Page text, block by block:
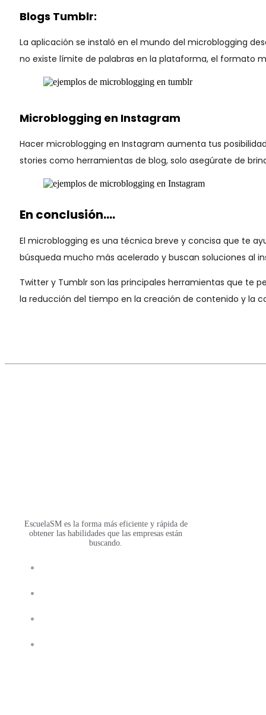
Blogs Tumblr:
La aplicación se instaló en el mundo del microblogging
no existe límite de palabras en la plataforma, el formato
Microblogging en Instagram
Hacer microblogging en Instagram aumenta tus
stories como herramientas de blog, solo asegúrate de
En conclusión….
El microblogging es una técnica breve y concisa que te
búsqueda mucho más acelerado y buscan soluciones al
Twitter y Tumblr son las principales herramientas que te
la reducción del tiempo en la creación de contenido y la
EscuelaSM es la forma más eficiente y rápida de
obtener las habilidades que las empresas están
buscando.